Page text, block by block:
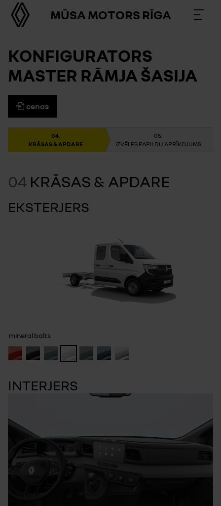
MŪSA MOTORS RĪGA
KONFIGURATORS
MASTER RĀMJA ŠASIJA
cenas
KRĀSAS & APDARE IZVĒLES PAPILDU APRĪKOJUMS
04 KRĀSAS & APDARE
EKSTERJERS
mineral balts
INTERJERS